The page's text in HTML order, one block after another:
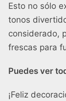
Esto no sólo
tonos
considerado,
frescas para
Puedes ver
¡Feliz